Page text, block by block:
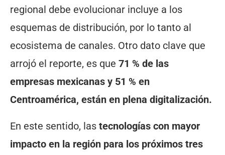
regional debe evolucionar incluye a los
esquemas de distribución, por lo tanto al
ecosistema de canales. Otro dato clave que
arrojó el reporte, es que 71 % de las
empresas mexicanas y 51 % en
Centroamérica, están en plena digitalización.
En este sentido, las tecnologías con mayor
impacto en la región para los próximos tres